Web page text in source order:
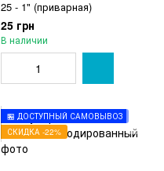
25 - 1" (приварная)
25 грн
В наличии
🏪 ДОСТУПНЫЙ САМОВЫВОЗ
СКИДКА -22%